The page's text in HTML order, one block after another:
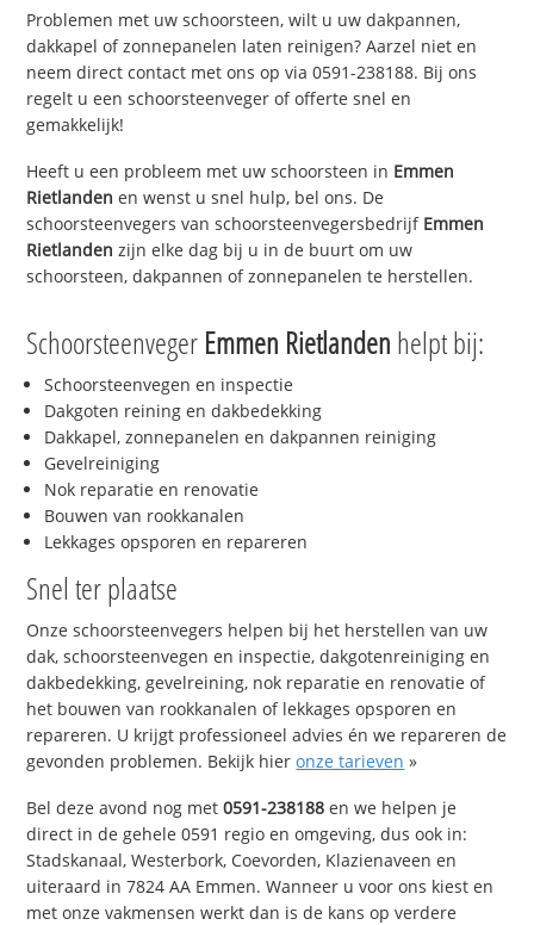
Problemen met uw schoorsteen, wilt u uw dakpannen,
dakkapel of zonnepanelen laten reinigen? Aarzel niet en
neem direct contact met ons op via 0591-238188. Bij ons
regelt u een schoorsteenveger of offerte snel en
gemakkelijk!
Heeft u een probleem met uw schoorsteen in Emmen
Rietlanden en wenst u snel hulp, bel ons. De
schoorsteenvegers van schoorsteenvegersbedrijf Emmen
Rietlanden zijn elke dag bij u in de buurt om uw
schoorsteen, dakpannen of zonnepanelen te herstellen.
Schoorsteenveger Emmen Rietlanden helpt bij:
Schoorsteenvegen en inspectie
Dakgoten reining en dakbedekking
Dakkapel, zonnepanelen en dakpannen reiniging
Gevelreiniging
Nok reparatie en renovatie
Bouwen van rookkanalen
Lekkages opsporen en repareren
Snel ter plaatse
Onze schoorsteenvegers helpen bij het herstellen van uw
dak, schoorsteenvegen en inspectie, dakgotenreiniging en
dakbedekking, gevelreining, nok reparatie en renovatie of
het bouwen van rookkanalen of lekkages opsporen en
repareren. U krijgt professioneel advies én we repareren de
gevonden problemen. Bekijk hieronze tarieven »
Bel deze avond nog met0591-238188 en we helpen je
direct in de gehele 0591 regio en omgeving, dus ook in:
Stadskanaal, Westerbork, Coevorden, Klazienaveen en
uiteraard in 7824 AA Emmen. Wanneer u voor ons kiest en
met onze vakmensen werkt dan is de kans op verdere